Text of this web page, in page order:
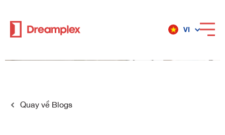
VI
Dịch vụ
Địa điểm
Quay về Blogs